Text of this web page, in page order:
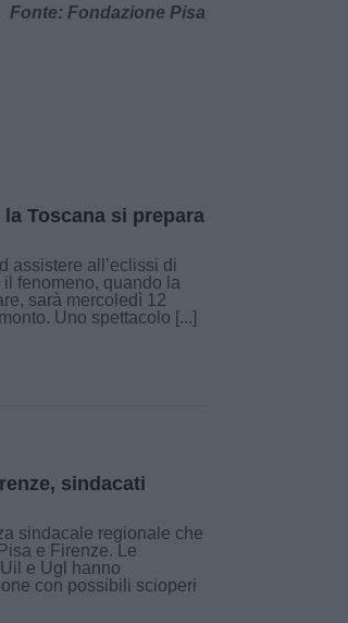
Fonte: Fondazione Pisa
Toscana si prepara
assistere all’eclissi di
il fenomeno, quando la
sarà mercoledì 12
Uno spettacolo [...]
sindacati
sindacale regionale che
e Firenze. Le
e Ugl hanno
con possibili scioperi